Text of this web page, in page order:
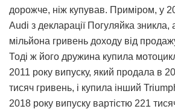
дорожче, ніж купував. Приміром, у
Audi з декларації Погуляйка зникла,
мільйона гривень доходу від
Тоді ж його дружина купила
2011 року випуску, який продала в
тисяч гривень, і купила інший
2018 року випуску вартістю 221